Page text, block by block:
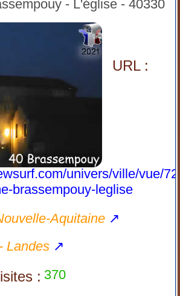
- L'église - 40330
URL :
univers/ville/vue/
brassempouy-leglise
Aquitaine ↗
Landes ↗
: 370